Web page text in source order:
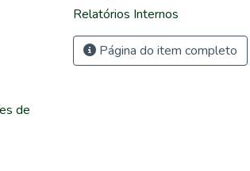
de
Relatórios Internos
Página do item completo